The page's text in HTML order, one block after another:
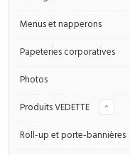
Menus et napperons
Papeteries corporatives
Photos
Produits VEDETTE
^
Roll-up et porte-bannières